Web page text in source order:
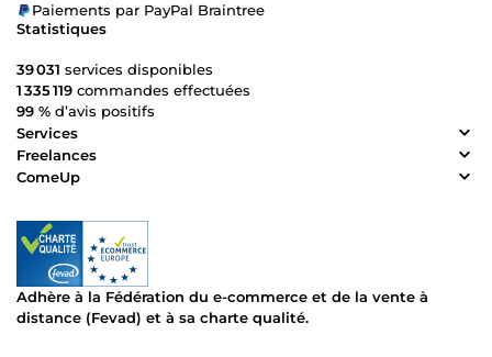
Paiements par PayPal Braintree
Statistiques
39 031 services disponibles
1 335 119 commandes effectuées
99 % d’avis positifs
Services
Freelances
ComeUp
Adhère à la Fédération du e-commerce et de la vente à
distance (Fevad) et à sa charte qualité.